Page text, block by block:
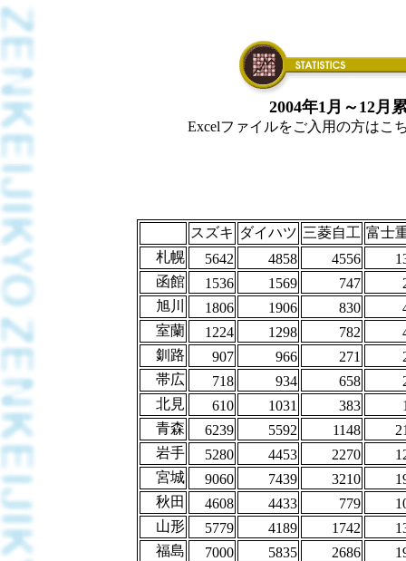
2004年1月～12月
Excelファイルをご入用の方はこ
スズキ ダイハツ 三菱自工 富士
札幌
5642 4858 4556
函館
1536 1569 747
旭川
1806 1906 830
室蘭
1224 1298 782
釧路
907 966 271
帯広
718 934 658
北見
610 1031 383
青森
6239 5592 1148
岩手
5280 4453 2270
宮城
9060 7439 3210
秋田
4608 4433 779
山形
5779 4189 1742
福島
7000 5835 2686